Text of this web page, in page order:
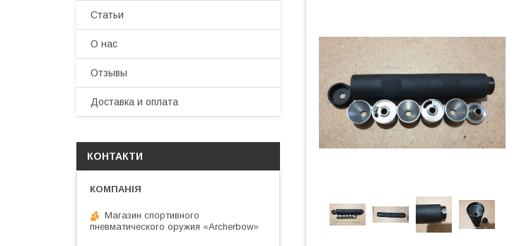
Статьи
О нас
Отзывы
Доставка и оплата
КОНТАКТИ
Магазин спортивного
пневматического оружия «Archerbow»